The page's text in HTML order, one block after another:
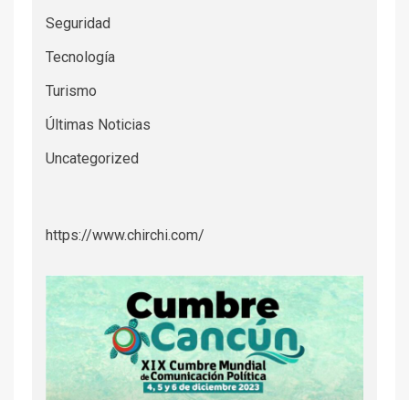
Seguridad
Tecnología
Turismo
Últimas Noticias
Uncategorized
https://www.chirchi.com/